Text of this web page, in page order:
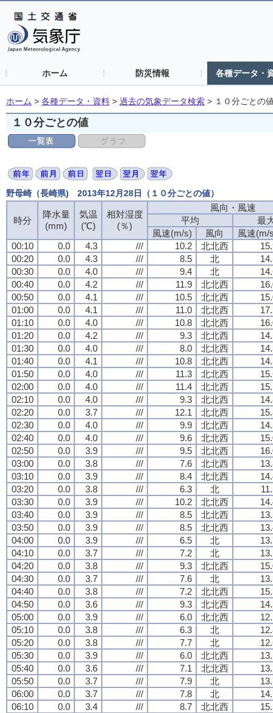
ホーム 防災情報 各種データ・
ホーム > 各種データ・資料 > 過去の気象データ検索 > １０分ごとの
１０分ごとの値
野母崎（長崎県) 2013年12月28日（１０分ごとの値）
時分
降水量
(mm)
気温
(℃)
相対湿度
(％)
風向・風速
平均
最
風速(m/s)
風向
風速(m/
00:10
0.0 4.3 /// 10.2 北北西
00:20
0.0 4.3 /// 8.5 北
00:30
0.0 4.0 /// 9.4 北
00:40
0.0 4.2 /// 11.9 北北西
00:50
0.0 4.1 /// 10.5 北北西
01:00
0.0 4.1 /// 11.0 北北西
01:10
0.0 4.0 /// 10.8 北北西
01:20
0.0 4.2 /// 9.3 北北西
01:30
0.0 4.0 /// 8.0 北北西
01:40
0.0 4.1 /// 10.8 北北西
01:50
0.0 4.0 /// 11.3 北北西
02:00
0.0 4.0 /// 11.4 北北西
02:10
0.0 4.0 /// 9.3 北北西
02:20
0.0 3.7 /// 12.1 北北西
02:30
0.0 4.0 /// 9.9 北北西
02:40
0.0 4.0 /// 9.6 北北西
02:50
0.0 3.9 /// 9.5 北北西
03:00
0.0 3.8 /// 7.6 北北西
03:10
0.0 3.9 /// 8.4 北北西
03:20
0.0 3.8 /// 6.3 北
03:30
0.0 3.9 /// 10.2 北北西
03:40
0.0 3.9 /// 8.5 北北西
03:50
0.0 3.9 /// 8.5 北北西
04:00
0.0 3.9 /// 6.5 北
04:10
0.0 3.7 /// 7.2 北
04:20
0.0 3.8 /// 9.3 北北西
04:30
0.0 3.7 /// 7.6 北
04:40
0.0 3.8 /// 7.2 北北西
04:50
0.0 3.6 /// 9.3 北北西
05:00
0.0 3.9 /// 6.0 北北西
05:10
0.0 3.8 /// 6.3 北
05:20
0.0 3.8 /// 7.7 北
05:30
0.0 3.9 /// 6.0 北北西
05:40
0.0 3.6 /// 7.1 北北西
05:50
0.0 3.7 /// 7.9 北
06:00
0.0 3.7 /// 7.8 北
06:10
0.0 3.4 /// 8.7 北北西